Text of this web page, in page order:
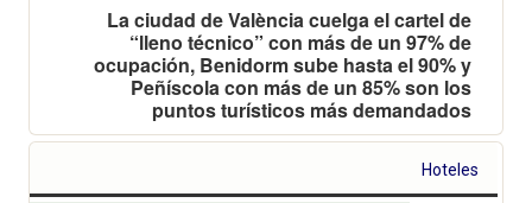
La ciudad de València cuelga el cartel de
“lleno técnico” con más de un 97% de
ocupación, Benidorm sube hasta el 90% y
Peñíscola con más de un 85% son los
puntos turísticos más demandados
Hoteles